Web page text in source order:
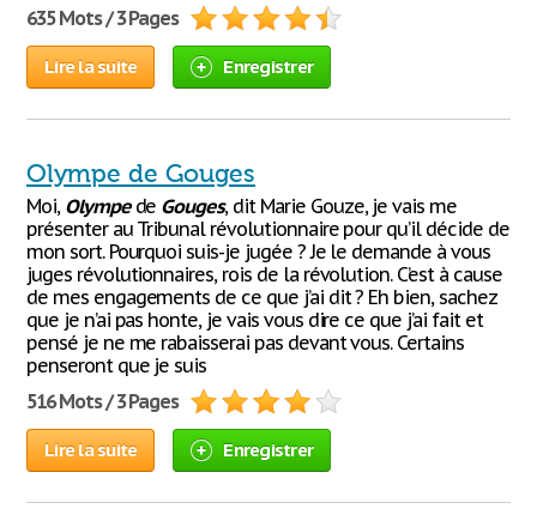
635 Mots / 3 Pages
Lire la suite Enregistrer
Olympe de Gouges
Moi, Olympede Gouges, dit Marie Gouze, je vais me
présenter au Tribunal révolutionnaire pour qu’il décide de
mon sort. Pourquoi suis-je jugée ? Je le demande à vous
juges révolutionnaires, rois de la révolution. C’est à cause
de mes engagements de ce que j’ai dit ? Eh bien, sachez
que je n’ai pas honte, je vais vous dire ce que j’ai fait et
pensé je ne me rabaisserai pas devant vous. Certains
penseront que je suis
516 Mots / 3 Pages
Lire la suite Enregistrer